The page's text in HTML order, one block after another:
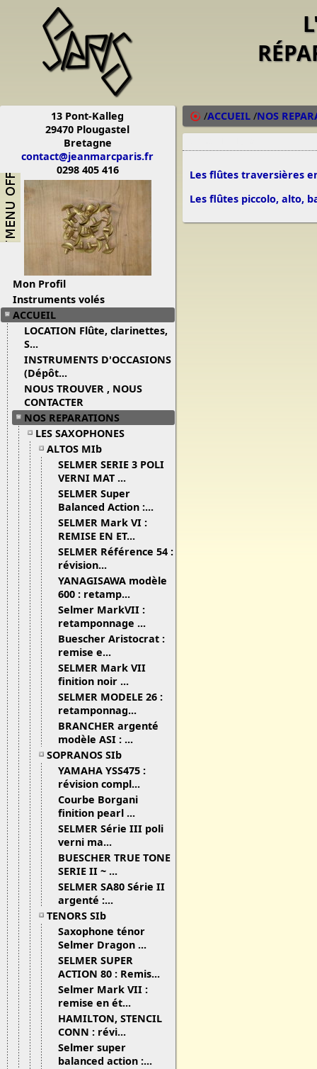
13 Pont-Kalleg
29470 Plougastel
Bretagne
contact@jeanmarcparis.fr
0298 405 416
Mon Profil
Instruments volés
ACCUEIL
LOCATION Flûte, clarinettes,
S...
INSTRUMENTS D'OCCASIONS
(Dépôt...
NOUS TROUVER , NOUS
CONTACTER
NOS REPARATIONS
LES SAXOPHONES
ALTOS MIb
SELMER SERIE 3 POLI
VERNI MAT ...
SELMER Super
Balanced Action :...
SELMER Mark VI :
REMISE EN ET...
SELMER Référence 54 :
révision...
YANAGISAWA modèle
600 : retamp...
Selmer MarkVII :
retamponnage ...
Buescher Aristocrat :
remise e...
SELMER Mark VII
finition noir ...
SELMER MODELE 26 :
retamponnag...
BRANCHER argenté
modèle ASI : ...
SOPRANOS SIb
YAMAHA YSS475 :
révision compl...
Courbe Borgani
finition pearl ...
SELMER Série III poli
verni ma...
BUESCHER TRUE TONE
SERIE II ~ ...
SELMER SA80 Série II
argenté :...
TENORS SIb
Saxophone ténor
Selmer Dragon ...
SELMER SUPER
ACTION 80 : Remis...
Selmer Mark VII :
remise en ét...
HAMILTON, STENCIL
CONN : révi...
Selmer super
balanced action :...
/ACCUEIL /NOS
Les flûtes traversières
Les flûtes piccolo, alto,